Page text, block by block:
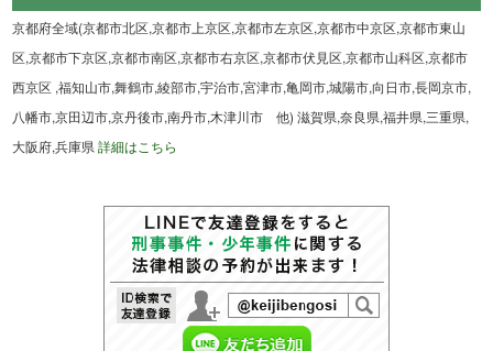
京都府全域(京都市北区,京都市上京区,京都市左京区,京都市中京区,京都市東山
区,京都市下京区,京都市南区,京都市右京区,京都市伏見区,京都市山科区,京都市
西京区 ,福知山市,舞鶴市,綾部市,宇治市,宮津市,亀岡市,城陽市,向日市,長岡京市,
八幡市,京田辺市,京丹後市,南丹市,木津川市 他) 滋賀県,奈良県,福井県,三重県,
大阪府,兵庫県詳細はこちら